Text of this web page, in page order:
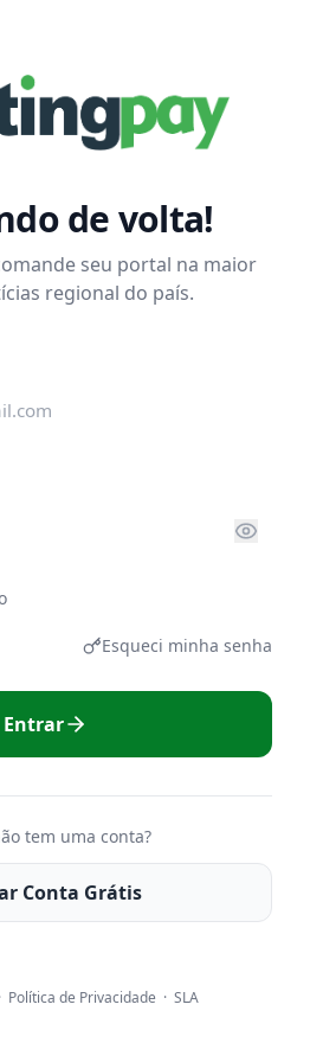
de volta!
seu portal na maior
regional do país.
Esqueci minha senha
Entrar
tem uma conta?
Conta Grátis
· Política de Privacidade · SLA